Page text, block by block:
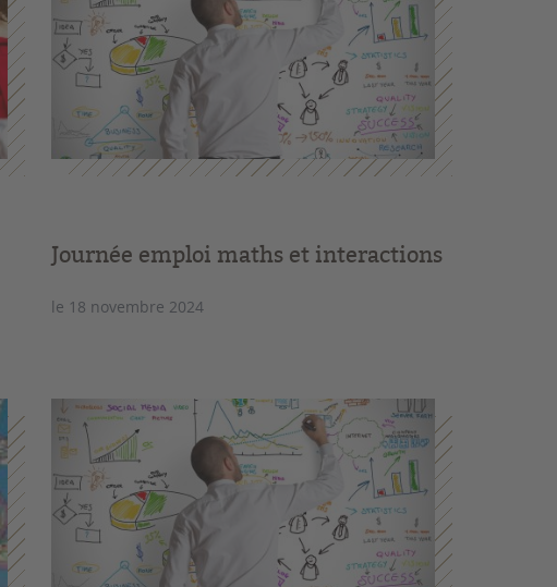
Journée emploi maths et interactions
le 18 novembre 2024